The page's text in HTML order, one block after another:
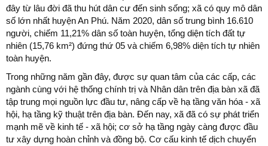
đây từ lâu đời đã thu hút dân cư đến sinh sống; xã có quy mô dân
số lớn nhất huyện An Phú. Năm 2020, dân số trung bình 16.610
người, chiếm 11,21% dân số toàn huyện, tổng diện tích đất tự
nhiên (15,76 km²) đứng thứ 05 và chiếm 6,98% diện tích tự nhiên
toàn huyện.
Trong những năm gần đây, được sự quan tâm của các cấp, các
ngành cùng với hệ thống chính trị và Nhân dân trên địa bàn xã đã
tập trung mọi nguồn lực đầu tư, nâng cấp về hạ tầng văn hóa - xã
hội, hạ tầng kỹ thuật trên địa bàn. Đến nay, xã đã có sự phát triển
mạnh mẽ về kinh tế - xã hội; cơ sở hạ tầng ngày càng được đầu
tư xây dựng hoàn chỉnh và đồng bộ. Cơ cấu kinh tế dịch chuyển